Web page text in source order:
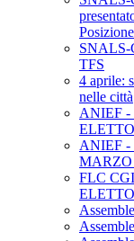
SNALS-
TFS
4 aprile:
nelle città
ANIEF
ANIEF -
MARZO
FLC